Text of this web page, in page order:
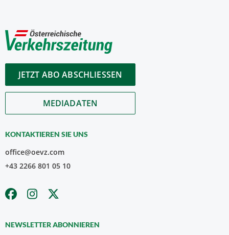
JETZT ABO ABSCHLIESSEN
MEDIADATEN
KONTAKTIEREN SIE UNS
office@oevz.com
+43 2266 801 05 10
NEWSLETTER ABONNIEREN